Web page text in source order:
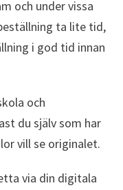
och under vissa
ta lite tid,
i god tid innan
och
du själv som har
vill se originalet.
via din digitala